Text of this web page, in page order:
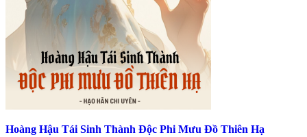
Hoàng Hậu Tái Sinh Thành Độc Phi Mưu Đồ Thiên Hạ